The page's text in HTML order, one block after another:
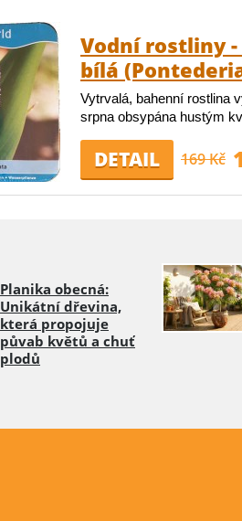
Vodní rostliny
bílá
Vytrvalá, bahenní rostlina
srpna obsypána hustým
DETAIL 169 Kč
Planika obecná:
Unikátní dřevina,
která propojuje
půvab květů a chuť
plodů